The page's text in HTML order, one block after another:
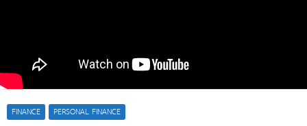
FINANCE PERSONAL FINANCE